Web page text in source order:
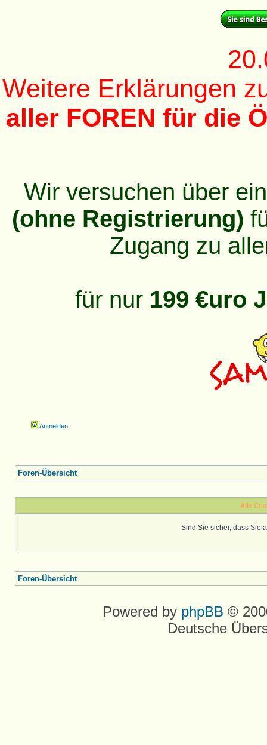
Weitere Erklärungen
aller FOREN für die
Wir versuchen über
(ohne Registrierung)
Zugang zu
für nur 199 €uro
Anmelden
Foren-Übersicht
Alle
Sind Sie sicher, dass Sie
Foren-Übersicht
Powered by phpBB ©
Deutsche